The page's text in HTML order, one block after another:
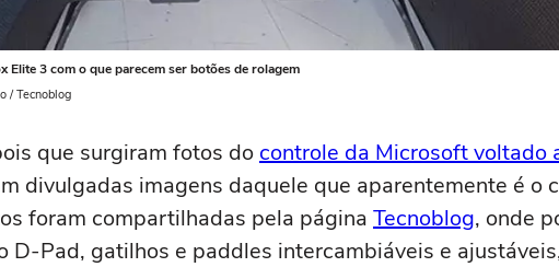
Elite 3 com o que parecem ser botões de rolagem
/ Tecnoblog
que surgiram fotos do controle da Microsoft voltado
divulgadas imagens daquele que aparentemente é o
foram compartilhadas pela página Tecnoblog, onde
D-Pad, gatilhos e paddles intercambiáveis e